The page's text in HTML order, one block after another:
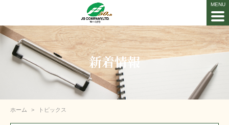
新着情報
ホーム トピックス